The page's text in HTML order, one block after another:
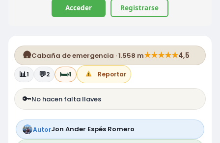
Acceder Registrarse
🛖Cabaña de emergencia · 1.558 m★★★★★4,5
📊1 💬2 🛏️4 Reportar
🔑No hacen falta llaves
AutorJon Ander Espés Romero